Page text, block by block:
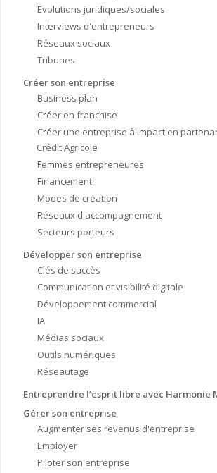
Evolutions juridiques/sociales
Interviews d'entrepreneurs
Réseaux sociaux
Tribunes
Créer son entreprise
Business plan
Créer en franchise
Créer une entreprise à impact en
Crédit Agricole
Femmes entrepreneures
Financement
Modes de création
Réseaux d'accompagnement
Secteurs porteurs
Développer son entreprise
Clés de succès
Communication et visibilité digitale
Développement commercial
IA
Médias sociaux
Outils numériques
Réseautage
Entreprendre l’esprit libre avec Harmonie
Gérer son entreprise
Augmenter ses revenus d'entreprise
Employer
Piloter son entreprise